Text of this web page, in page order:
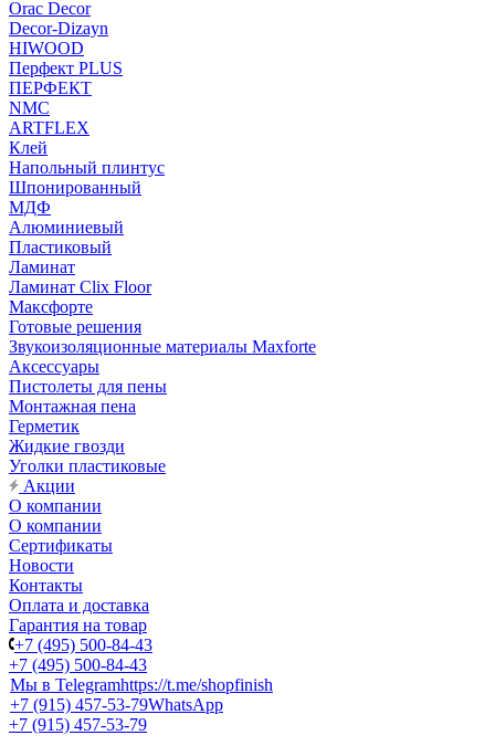
Orac Decor
Decor-Dizayn
HIWOOD
Перфект PLUS
ПЕРФЕКТ
NMC
ARTFLEX
Клей
Напольный плинтус
Шпонированный
МДФ
Алюминиевый
Пластиковый
Ламинат
Ламинат Clix Floor
Максфорте
Готовые решения
Звукоизоляционные материалы Maxforte
Аксессуары
Пистолеты для пены
Монтажная пена
Герметик
Жидкие гвозди
Уголки пластиковые
Акции
О компании
О компании
Сертификаты
Новости
Контакты
Оплата и доставка
Гарантия на товар
+7 (495) 500-84-43
+7 (495) 500-84-43
Мы в Telegramhttps://t.me/shopfinish
+7 (915) 457-53-79WhatsApp
+7 (915) 457-53-79